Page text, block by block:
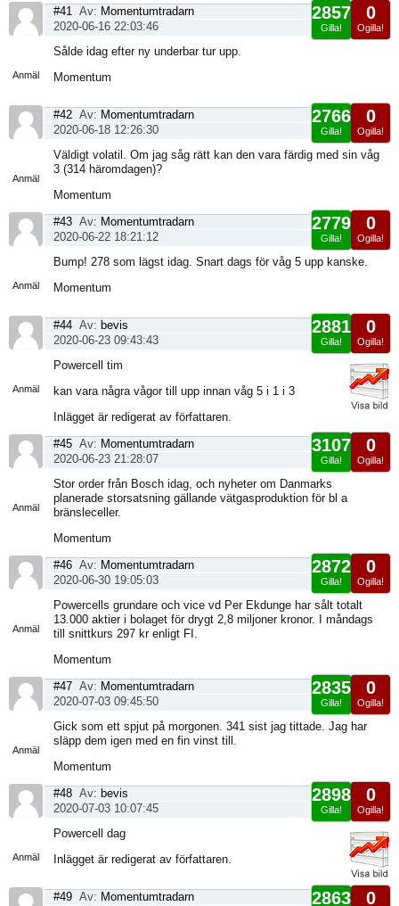
Anmäl
0
Ogilla!
2857
Gilla!
#41 Av: Momentumtradarn
2020-06-16 22:03:46
Sålde idag efter ny underbar tur upp.
Momentum
Anmäl
0
Ogilla!
2766
Gilla!
#42 Av: Momentumtradarn
2020-06-18 12:26:30
Väldigt volatil. Om jag såg rätt kan den vara färdig med sin våg
3 (314 häromdagen)?
Momentum
Anmäl
0
Ogilla!
2779
Gilla!
#43 Av: Momentumtradarn
2020-06-22 18:21:12
Bump! 278 som lägst idag. Snart dags för våg 5 upp kanske.
Momentum
Anmäl
0
Ogilla!
2881
Gilla!
#44 Av: bevis
2020-06-23 09:43:43
Powercell tim
kan vara några vågor till upp innan våg 5 i 1 i 3
Inlägget är redigerat av författaren.
Anmäl
0
Ogilla!
3107
Gilla!
#45 Av: Momentumtradarn
2020-06-23 21:28:07
Stor order från Bosch idag, och nyheter om Danmarks
planerade storsatsning gällande vätgasproduktion för bl a
bränsleceller.
Momentum
Anmäl
0
Ogilla!
2872
Gilla!
#46 Av: Momentumtradarn
2020-06-30 19:05:03
Powercells grundare och vice vd Per Ekdunge har sålt totalt
13.000 aktier i bolaget för drygt 2,8 miljoner kronor. I måndags
till snittkurs 297 kr enligt FI.
Momentum
Anmäl
0
Ogilla!
2835
Gilla!
#47 Av: Momentumtradarn
2020-07-03 09:45:50
Gick som ett spjut på morgonen. 341 sist jag tittade. Jag har
släpp dem igen med en fin vinst till.
Momentum
Anmäl
0
Ogilla!
2898
Gilla!
#48 Av: bevis
2020-07-03 10:07:45
Powercell dag
Inlägget är redigerat av författaren.
0
2863
#49 Av: Momentumtradarn